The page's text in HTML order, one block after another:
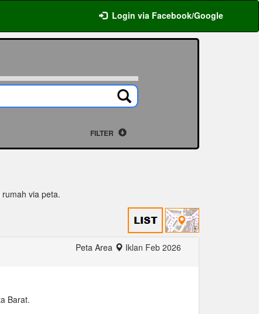
Login via Facebook/Google
FILTER
via peta.
Peta Area Iklan Feb 2026
Barat.